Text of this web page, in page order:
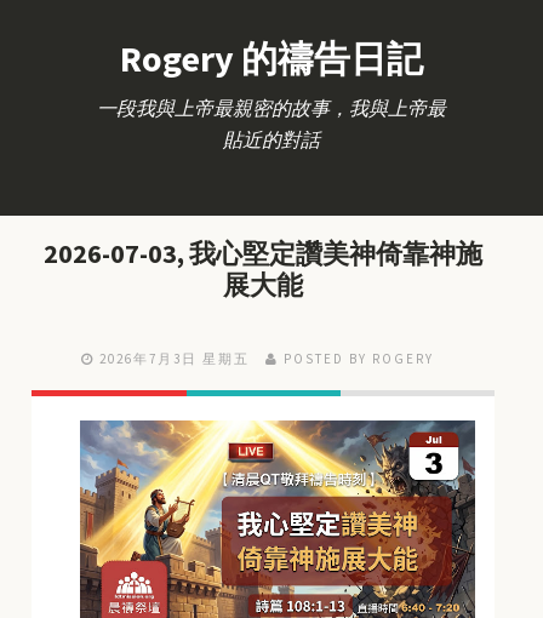
Rogery 的禱告日記
一段我與上帝最親密的故事，我與上帝最
貼近的對話
2026-07-03, 我心堅定讚美神倚靠神施
展大能
2026年7月3日 星期五 POSTED BY ROGERY